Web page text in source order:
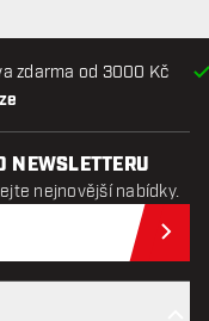
zdarma od 3000 Kč
NEWSLETTERU
nejnovější nabídky.